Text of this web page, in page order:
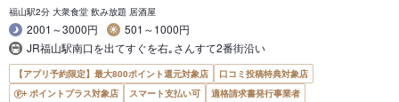
福山駅2分 大衆食堂 飲み放題 居酒屋
2001～3000円
501～1000円
JR福山駅南口を出てすぐを右｡さんすて2番街沿い
【アプリ予約限定】最大800ポイント還元対象店
口コミ投稿特典対象店
ポイントプラス対象店
スマート支払い可 適格請求書発行事業者